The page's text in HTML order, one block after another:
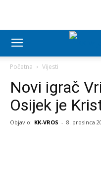
Početna Vijesti
Novi igrač
Osijek je
Objavio: KK-VROS - 8. prosinca